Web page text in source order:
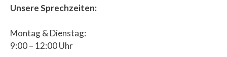
Unsere Sprechzeiten:
Montag & Dienstag:
9:00 – 12:00 Uhr